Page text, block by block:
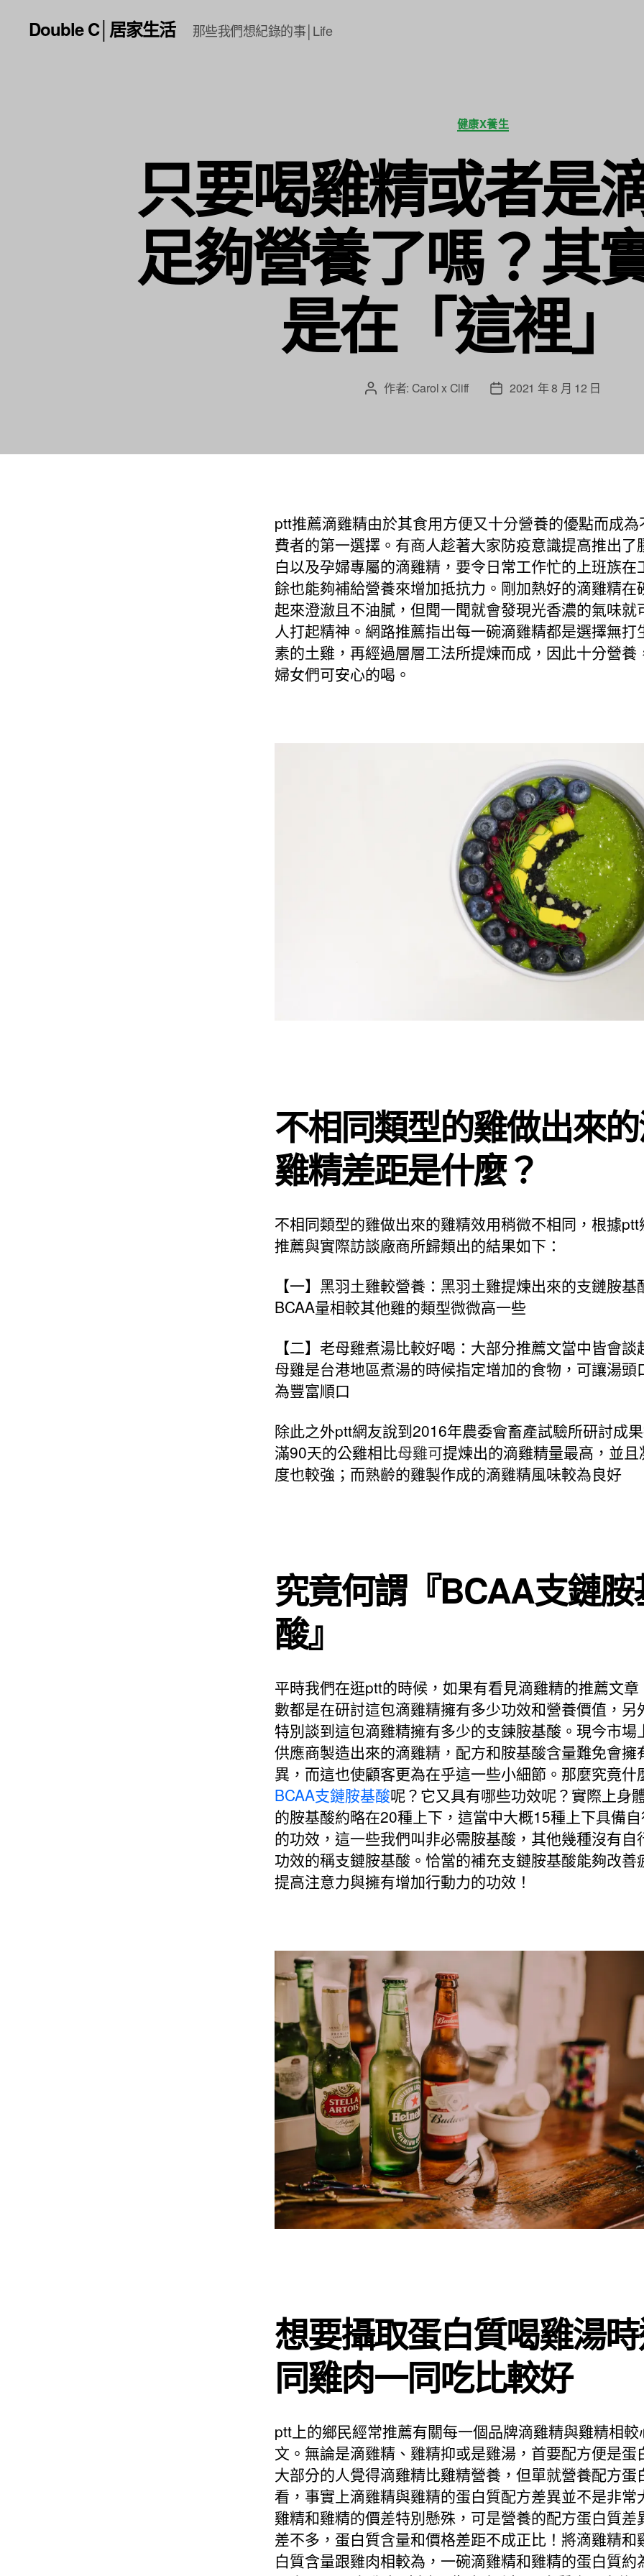
Double C│居家生活 那些我們想紀錄的事│Life
分
類
健康X養生
只要喝雞精或者是
足夠營養了嗎？其
是在「這裡
文 作者: Carol x Cliff
文
日
2021 年 8 月 12 日
ptt推薦滴雞精由於其食用方便又十分營養的優點而成為
費者的第一選擇。有商人趁著大家防疫意識提高推出了
白以及孕婦專屬的滴雞精，要令日常工作忙的上班族在
餘也能夠補給營養來增加抵抗力。剛加熱好的滴雞精在
起來澄澈且不油膩，但聞一聞就會發現光香濃的氣味就
人打起精神。網路推薦指出每一碗滴雞精都是選擇無打
素的土雞，再經過層層工法所提煉而成，因此十分營養
婦女們可安心的喝。
不相同類型的雞做出來
雞精差距是什麼？
不相同類型的雞做出來的雞精效用稍微不相同，根據ptt
推薦與實際訪談廠商所歸類出的結果如下：
【一】黑羽土雞較營養：黑羽土雞提煉出來的支鏈胺基
BCAA量相較其他雞的類型微微高一些
【二】老母雞煮湯比較好喝：大部分推薦文當中皆會談
母雞是台港地區煮湯的時候指定增加的食物，可讓湯頭
為豐富順口
除此之外ptt網友說到2016年農委會畜產試驗所研討成
滿90天的公雞相比母雞可提煉出的滴雞精量最高，並且
度也較強；而熟齡的雞製作成的滴雞精風味較為良好
究竟何謂『BCAA支鏈胺
酸』
平時我們在逛ptt的時候，如果有看見滴雞精的推薦文章
數都是在研討這包滴雞精擁有多少功效和營養價值，另
特別談到這包滴雞精擁有多少的支鍊胺基酸。現今市場
供應商製造出來的滴雞精，配方和胺基酸含量難免會擁
異，而這也使顧客更為在乎這一些小細節。那麼究竟什
BCAA支鏈胺基酸呢？它又具有哪些功效呢？實際上身
的胺基酸約略在20種上下，這當中大概15種上下具備
的功效，這一些我們叫非必需胺基酸，其他幾種沒有自
功效的稱支鏈胺基酸。恰當的補充支鏈胺基酸能夠改善
提高注意力與擁有增加行動力的功效！
想要攝取蛋白質喝雞湯
同雞肉一同吃比較好
ptt上的鄉民經常推薦有關每一個品牌滴雞精與雞精相較
文。無論是滴雞精、雞精抑或是雞湯，首要配方便是蛋
大部分的人覺得滴雞精比雞精營養，但單就營養配方蛋
看，事實上滴雞精與雞精的蛋白質配方差異並不是非常
雞精和雞精的價差特別懸殊，可是營養的配方蛋白質差
差不多，蛋白質含量和價格差距不成正比！將滴雞精和
白質含量跟雞肉相較為，一碗滴雞精和雞精的蛋白質約